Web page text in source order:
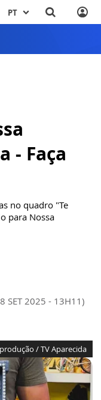
PT
- Faça
no quadro "Te
para Nossa
SET 2025 - 13H11)
/ TV Aparecida